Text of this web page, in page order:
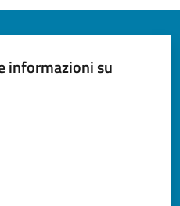
informazioni su